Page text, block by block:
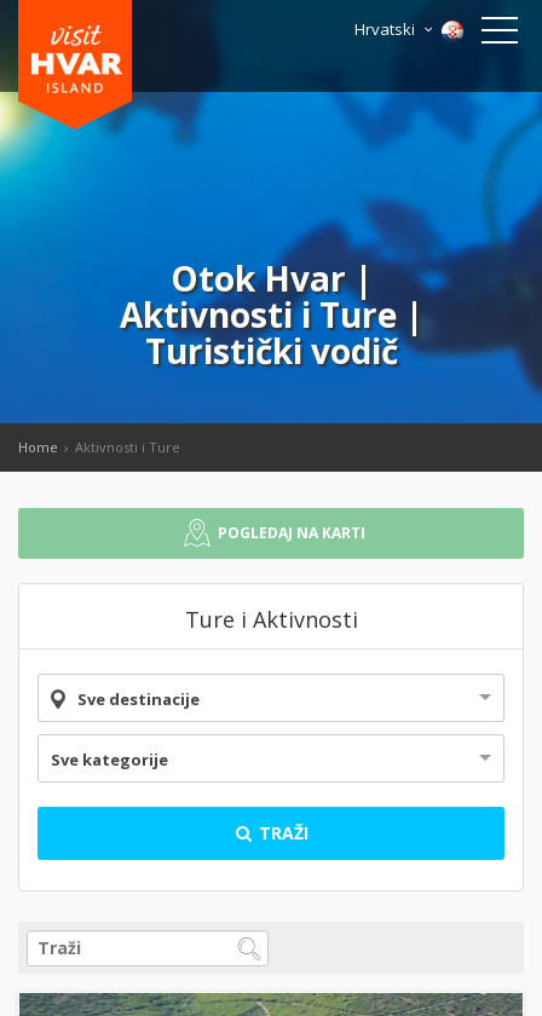
Hrvatski
Otok Hvar |
Aktivnosti i Ture |
Turistički vodič
Home Aktivnosti i Ture
POGLEDAJ NA KARTI
Ture i Aktivnosti
Sve destinacije
Sve kategorije
TRAŽI